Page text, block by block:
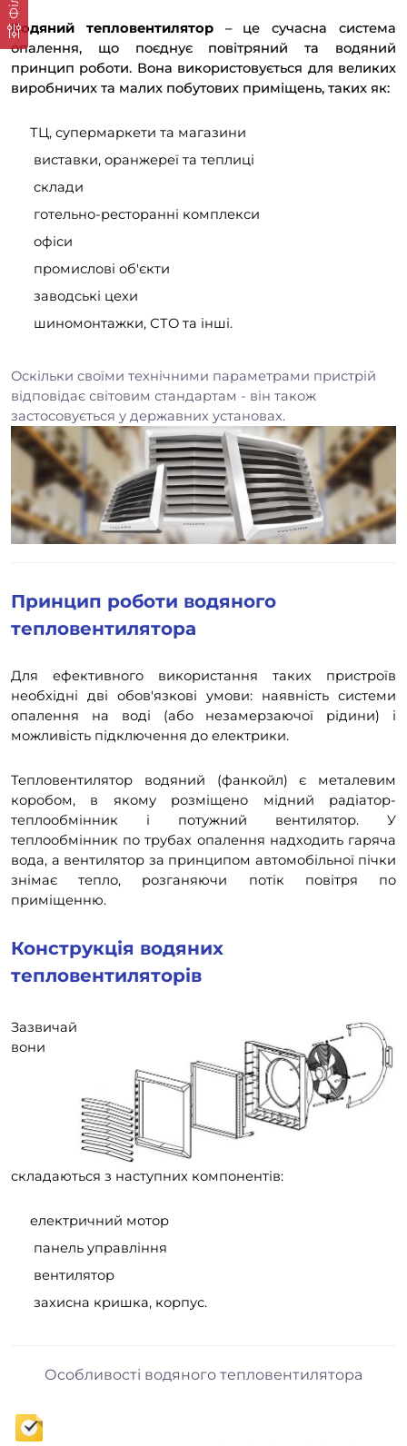
Водяний тепловентилятор– це сучасна система
опалення, що поєднує повітряний та водяний
принцип роботи. Вона використовується для великих
виробничих та малих побутових приміщень, таких як:
ТЦ, супермаркети та магазини
виставки, оранжереї та теплиці
склади
готельно-ресторанні комплекси
офіси
промислові об'єкти
заводські цехи
шиномонтажки, СТО та інші.
Оскільки своїми технічними параметрами пристрій
відповідає світовим стандартам - він також
застосовується у державних установах.
Принцип роботи водяного
тепловентилятора
Для ефективного використання таких пристроїв
необхідні дві обов'язкові умови: наявність системи
опалення на воді (або незамерзаючої рідини) і
можливість підключення до електрики.
Тепловентилятор водяний (фанкойл) є металевим
коробом, в якому розміщено мідний радіатор-
теплообмінник і потужний вентилятор. У
теплообмінник по трубах опалення надходить гаряча
вода, а вентилятор за принципом автомобільної пічки
знімає тепло, розганяючи потік повітря по
приміщенню.
Конструкція водяних
тепловентиляторів
Зазвичай
вони
складаються з наступних компонентів:
електричний мотор
панель управління
вентилятор
захисна кришка, корпус.
Особливості водяного тепловентилятора